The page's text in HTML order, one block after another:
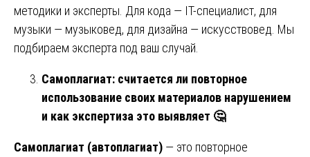
методики и эксперты. Для кода — IT-специалист, для
музыки — музыковед, для дизайна — искусствовед. Мы
подбираем эксперта под ваш случай.
Самоплагиат: считается ли повторное
использование своих материалов нарушением
и как экспертиза это выявляет 🤔
Самоплагиат (автоплагиат) — это повторное